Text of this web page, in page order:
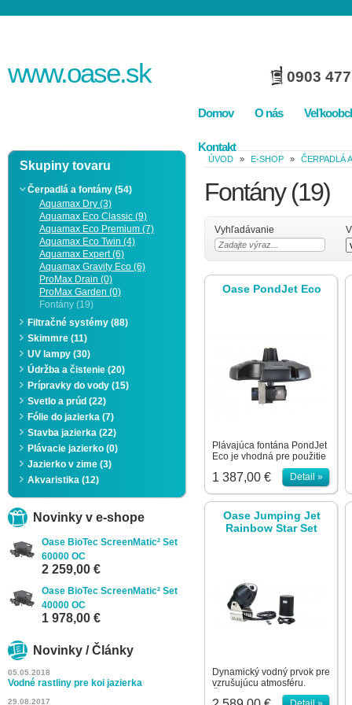
www.oase.sk 0903
Domov O nás
Kontakt
Skupiny tovaru
Čerpadlá a fontány (54)
Aquamax Dry (3)
Aquamax Eco Classic (9)
Aquamax Eco Premium (7)
Aquamax Eco Twin (4)
Aquamax Expert (6)
Aquamax Gravity Eco (6)
ProMax Drain (0)
ProMax Garden (0)
Fontány (19)
Filtračné systémy (88)
Skimmre (11)
UV lampy (30)
Údržba a čistenie (20)
Prípravky do vody (15)
Svetlo a prúd (22)
Fólie do jazierka (7)
Stavba jazierka (22)
Plávacie jazierko (0)
Jazierko v zime (3)
Akvaristika (12)
Novinky v e-shope
Oase BioTec ScreenMatic² Set
60000 OC
2 259,00 €
Oase BioTec ScreenMatic² Set
40000 OC
1 978,00 €
Novinky / Články
05.05.2018
Vodné rastliny pre koi jazierka
29.08.2017
ÚVOD » E-SHOP » ČERPADLÁ
Fontány(19)
Vyhľadávanie
Oase PondJet Eco
Plávajúca fontána PondJet
Eco je vhodná pre použitie
do okrasných jazierok. Je
pripravená na okamžité
použitie – v sete je
čerpadlo, plávajúca fontána
a multifunkčná tryska. Ako
príslušenstvo je ku fontáne
možné dokúpiť sadu
typu motora ušetrí až do
60% elektrickej energie v
porovnaní s
predchádzajúcim modelom.
1 387,00 € Detail »
Oase Jumping Jet
Rainbow Star Set
Dynamický vodný prvok pre
vzrušujúcu atmosféru.
Čistý, extrémne presný lúč